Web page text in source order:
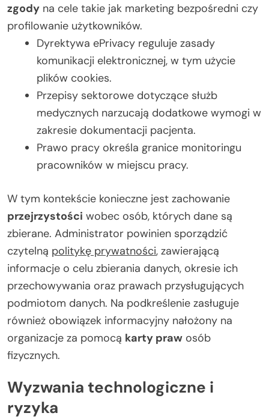
zgody na cele takie jak marketing bezpośredni czy
profilowanie użytkowników.
Dyrektywa ePrivacy reguluje zasady
komunikacji elektronicznej, w tym użycie
plików cookies.
Przepisy sektorowe dotyczące służb
medycznych narzucają dodatkowe wymogi w
zakresie dokumentacji pacjenta.
Prawo pracy określa granice monitoringu
pracowników w miejscu pracy.
W tym kontekście konieczne jest zachowanie
przejrzystości wobec osób, których dane są
zbierane. Administrator powinien sporządzić
czytelną politykę prywatności, zawierającą
informacje o celu zbierania danych, okresie ich
przechowywania oraz prawach przysługujących
podmiotom danych. Na podkreślenie zasługuje
również obowiązek informacyjny nałożony na
organizacje za pomocą karty praw osób
fizycznych.
Wyzwania technologiczne i
ryzyka